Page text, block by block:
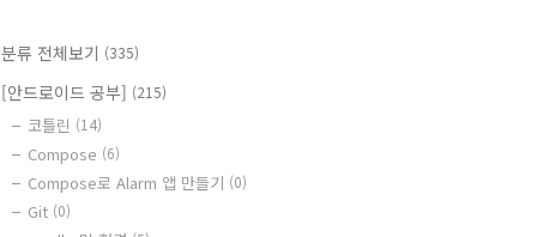
분류 전체보기 (335)
[안드로이드 공부] (215)
코틀린 (14)
Compose (6)
Compose로 Alarm 앱 만들기 (0)
Git (0)